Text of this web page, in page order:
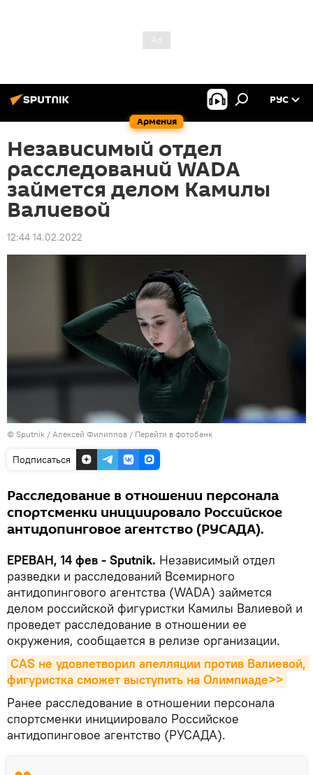
Армения
РУС
Независимый отдел
расследований WADA
займется делом Камилы
Валиевой
12:44 14.02.2022
© Sputnik / Алексей Филиппов / Перейти в фотобанк
Подписаться
Расследование в отношении персонала
спортсменки инициировало Российское
антидопинговое агентство (РУСАДА).
ЕРЕВАН, 14 фев - Sputnik. Независимый отдел
разведки и расследований Всемирного
антидопингового агентства (WADA) займется
делом российской фигуристки Камилы Валиевой и
проведет расследование в отношении ее
окружения, сообщается в релизе организации.
СAS не удовлетворил апелляции против Валиевой,
фигуристка сможет выступить на Олимпиаде>>
Ранее расследование в отношении персонала
спортсменки инициировало Российское
антидопинговое агентство (РУСАДА).